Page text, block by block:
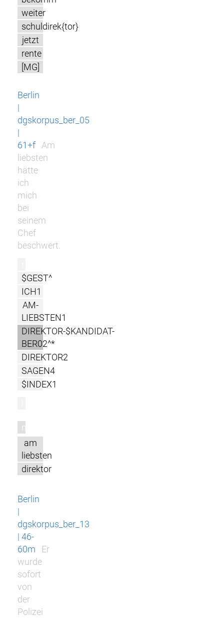
weiter
schuldirek{tor}
jetzt
rente
[MG]
Berlin
|
dgskorpus_ber_05
|
61+f
Am
liebsten
hätte
ich
mich
bei
seinem
Chef
beschwert.
$GEST^
ICH1
AM-
LIEBSTEN1
DIREKTOR-$KANDIDAT-
BER02^*
DIREKTOR2
SAGEN4
$INDEX1
m
am
liebsten
direktor
Berlin
|
dgskorpus_ber_13
| 46-
60m
Er
wurde
sofort
von
der
Polizei